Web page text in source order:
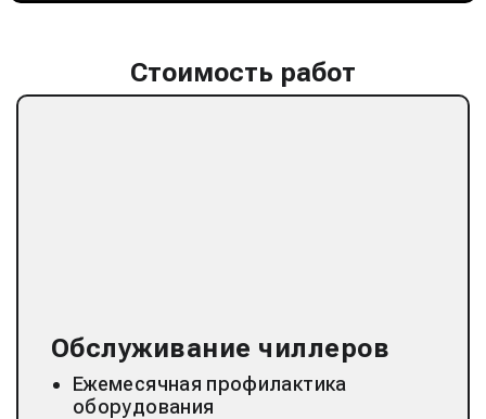
Стоимость работ
Обслуживание чиллеров
Ежемесячная профилактика
оборудования